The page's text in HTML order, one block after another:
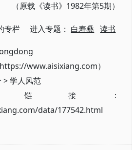
（原载《读书》 1982年第5期）
专栏 进入专题： 白寿彝 读书
www.aisixiang.com）
>学人风范
链接：
data/177542.html